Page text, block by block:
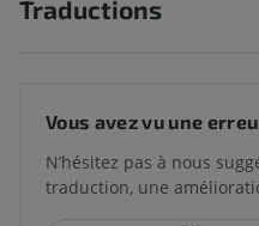
Traductions
Vous avez vu une
N’hésitez pas à nous
traduction, une